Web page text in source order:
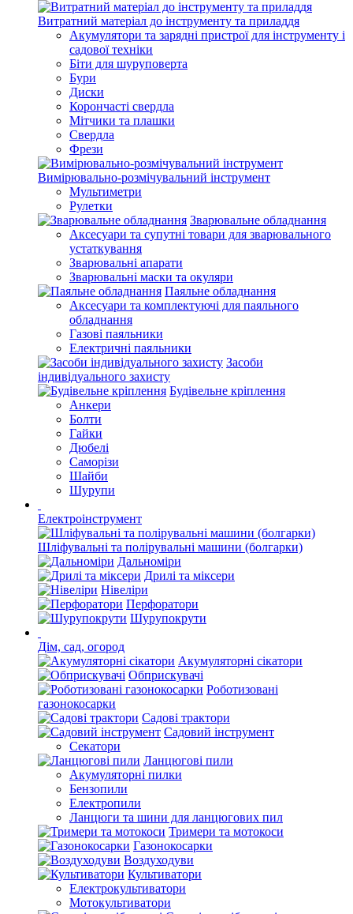
Витратний матеріал до інструменту та приладдя
Акумулятори та зарядні пристрої для інструменту і
садової техніки
Біти для шуруповерта
Бури
Диски
Корончасті свердла
Мітчики та плашки
Свердла
Фрези
Вимірювально-розмічувальний інструмент
Мультиметри
Рулетки
Зварювальне обладнання
Аксесуари та супутні товари для зварювального
устаткування
Зварювальні апарати
Зварювальні маски та окуляри
Паяльне обладнання
Аксесуари та комплектуючі для паяльного
обладнання
Газові паяльники
Електричні паяльники
Засоби
індивідуального захисту
Будівельне кріплення
Анкери
Болти
Гайки
Дюбелі
Саморізи
Шайби
Шурупи
Електроінструмент
Шліфувальні та полірувальні машини (болгарки)
Дальноміри
Дрилі та міксери
Нівеліри
Перфоратори
Шурупокрути
Дім, сад, огород
Акумуляторні сікатори
Обприскувачі
Роботизовані
газонокосарки
Садові трактори
Садовий інструмент
Секатори
Ланцюгові пили
Акумуляторні пилки
Бензопили
Електропили
Ланцюги та шини для ланцюгових пил
Тримери та мотокоси
Газонокосарки
Воздуходуви
Культиватори
Електрокультиватори
Мотокультиватори